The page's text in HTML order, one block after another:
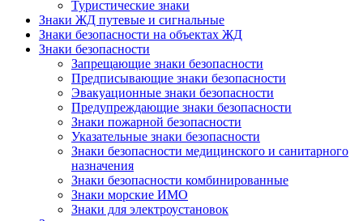
Туристические знаки
Знаки ЖД путевые и сигнальные
Знаки безопасности на объектах ЖД
Знаки безопасности
Запрещающие знаки безопасности
Предписывающие знаки безопасности
Эвакуационные знаки безопасности
Предупреждающие знаки безопасности
Знаки пожарной безопасности
Указательные знаки безопасности
Знаки безопасности медицинского и санитарного
назначения
Знаки безопасности комбинированные
Знаки морские ИМО
Знаки для электроустановок